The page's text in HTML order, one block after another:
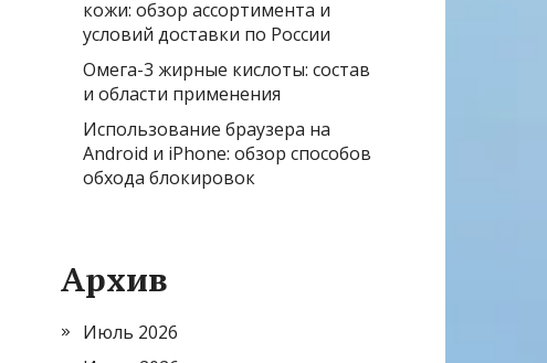
кожи: обзор ассортимента и
условий доставки по России
Омега-3 жирные кислоты: состав
и области применения
Использование браузера на
Android и iPhone: обзор способов
обхода блокировок
Архив
Июль 2026